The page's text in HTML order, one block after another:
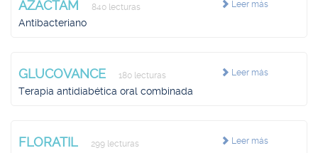
Leer más
AZACTAM 840 lecturas
Antibacteriano
Leer más
GLUCOVANCE 180 lecturas
Terapia antidiabética oral combinada
Leer más
FLORATIL 299 lecturas